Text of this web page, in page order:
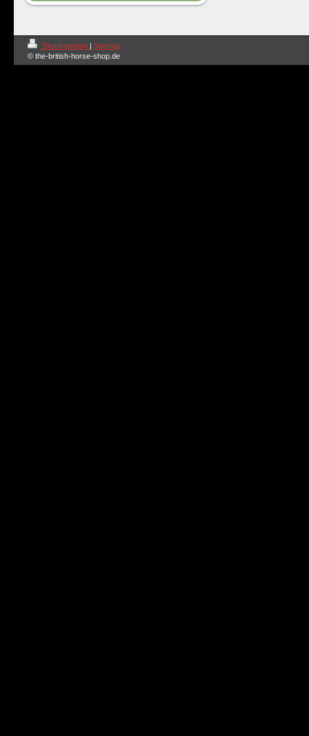
Druckversion | Sitemap
© the-british-horse-shop.de